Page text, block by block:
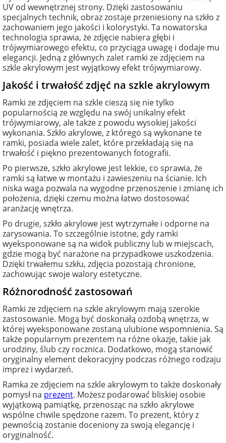
UV od wewnętrznej strony. Dzięki zastosowaniu
specjalnych technik, obraz zostaje przeniesiony na szkło z
zachowaniem jego jakości i kolorystyki. Ta nowatorska
technologia sprawia, że zdjęcie nabiera głębi i
trójwymiarowego efektu, co przyciąga uwagę i dodaje mu
elegancji. Jedną z głównych zalet ramki ze zdjęciem na
szkle akrylowym jest wyjątkowy efekt trójwymiarowy.
Jakość i trwałość zdjęć na szkle akrylowym
Ramki ze zdjęciem na szkle cieszą się nie tylko
popularnością ze względu na swój unikalny efekt
trójwymiarowy, ale także z powodu wysokiej jakości
wykonania. Szkło akrylowe, z którego są wykonane te
ramki, posiada wiele zalet, które przekładają się na
trwałość i piękno prezentowanych fotografii.
Po pierwsze, szkło akrylowe jest lekkie, co sprawia, że
ramki są łatwe w montażu i zawieszeniu na ścianie. Ich
niska waga pozwala na wygodne przenoszenie i zmianę ich
położenia, dzięki czemu można łatwo dostosować
aranżację wnętrza.
Po drugie, szkło akrylowe jest wytrzymałe i odporne na
zarysowania. To szczególnie istotne, gdy ramki
wyeksponowane są na widok publiczny lub w miejscach,
gdzie mogą być narażone na przypadkowe uszkodzenia.
Dzięki trwałemu szkłu, zdjęcia pozostają chronione,
zachowując swoje walory estetyczne.
Różnorodność zastosowań
Ramki ze zdjęciem na szkle akrylowym mają szerokie
zastosowanie. Mogą być doskonałą ozdobą wnętrza, w
której wyeksponowane zostaną ulubione wspomnienia. Są
także popularnym prezentem na różne okazje, takie jak
urodziny, ślub czy rocznica. Dodatkowo, mogą stanowić
oryginalny element dekoracyjny podczas różnego rodzaju
imprez i wydarzeń.
Ramka ze zdjęciem na szkle akrylowym to także doskonały
pomysł na prezent. Możesz podarować bliskiej osobie
wyjątkową pamiątkę, przenosząc na szkło akrylowe
wspólne chwile spędzone razem. To prezent, który z
pewnością zostanie doceniony za swoją elegancję i
oryginalność.